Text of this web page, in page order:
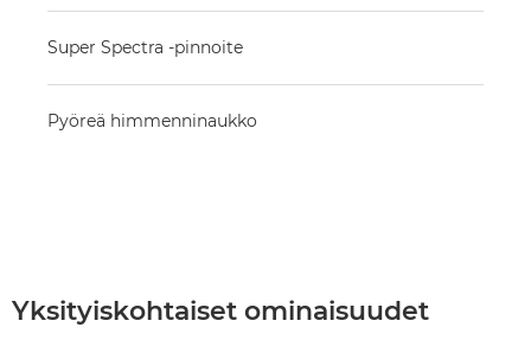
Super Spectra -pinnoite
Pyöreä himmenninaukko
Yksityiskohtaiset ominaisuudet